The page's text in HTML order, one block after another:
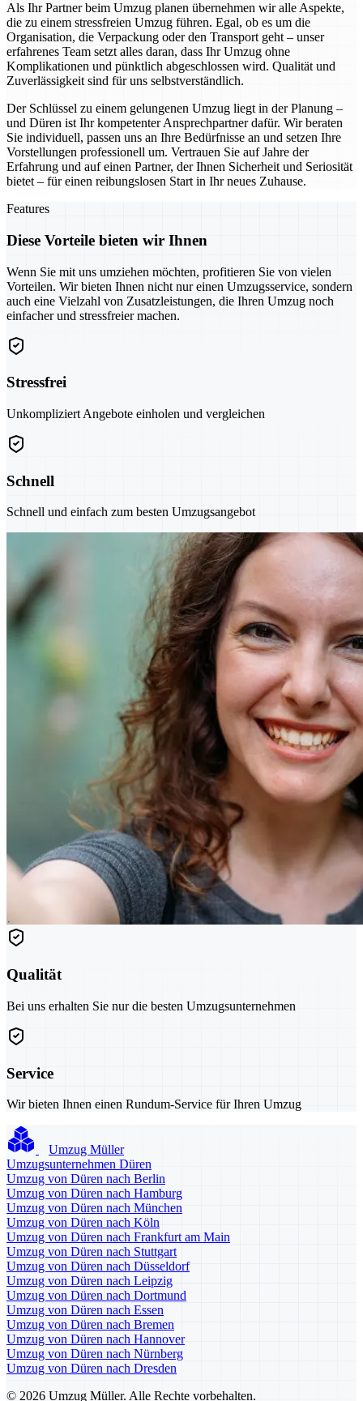
Als Ihr Partner beim Umzug planen übernehmen wir alle Aspekte,
die zu einem stressfreien Umzug führen. Egal, ob es um die
Organisation, die Verpackung oder den Transport geht – unser
erfahrenes Team setzt alles daran, dass Ihr Umzug ohne
Komplikationen und pünktlich abgeschlossen wird. Qualität und
Zuverlässigkeit sind für uns selbstverständlich.
Der Schlüssel zu einem gelungenen Umzug liegt in der Planung –
und Düren ist Ihr kompetenter Ansprechpartner dafür. Wir beraten
Sie individuell, passen uns an Ihre Bedürfnisse an und setzen Ihre
Vorstellungen professionell um. Vertrauen Sie auf Jahre der
Erfahrung und auf einen Partner, der Ihnen Sicherheit und Seriosität
bietet – für einen reibungslosen Start in Ihr neues Zuhause.
Features
Diese Vorteile bieten wir Ihnen
Wenn Sie mit uns umziehen möchten, profitieren Sie von vielen
Vorteilen. Wir bieten Ihnen nicht nur einen Umzugsservice, sondern
auch eine Vielzahl von Zusatzleistungen, die Ihren Umzug noch
einfacher und stressfreier machen.
Stressfrei
Unkompliziert Angebote einholen und vergleichen
Schnell
Schnell und einfach zum besten Umzugsangebot
Qualität
Bei uns erhalten Sie nur die besten Umzugsunternehmen
Service
Wir bieten Ihnen einen Rundum-Service für Ihren Umzug
Umzug Müller
Umzugsunternehmen Düren
Umzug von Düren nach Berlin
Umzug von Düren nach Hamburg
Umzug von Düren nach München
Umzug von Düren nach Köln
Umzug von Düren nach Frankfurt am Main
Umzug von Düren nach Stuttgart
Umzug von Düren nach Düsseldorf
Umzug von Düren nach Leipzig
Umzug von Düren nach Dortmund
Umzug von Düren nach Essen
Umzug von Düren nach Bremen
Umzug von Düren nach Hannover
Umzug von Düren nach Nürnberg
Umzug von Düren nach Dresden
© 2026 Umzug Müller. Alle Rechte vorbehalten.